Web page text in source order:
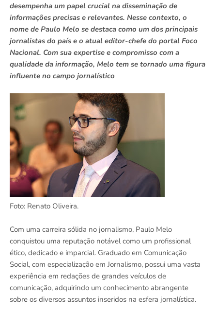
desempenha um papel crucial na disseminação de
informações precisas e relevantes. Nesse contexto, o
nome de Paulo Melo se destaca como um dos principais
jornalistas do país e o atual editor-chefe do portal Foco
Nacional. Com sua expertise e compromisso com a
qualidade da informação, Melo tem se tornado uma figura
influente no campo jornalístico
Foto: Renato Oliveira.
Com uma carreira sólida no jornalismo, Paulo Melo
conquistou uma reputação notável como um profissional
ético, dedicado e imparcial. Graduado em Comunicação
Social, com especialização em Jornalismo, possui uma vasta
experiência em redações de grandes veículos de
comunicação, adquirindo um conhecimento abrangente
sobre os diversos assuntos inseridos na esfera jornalística.